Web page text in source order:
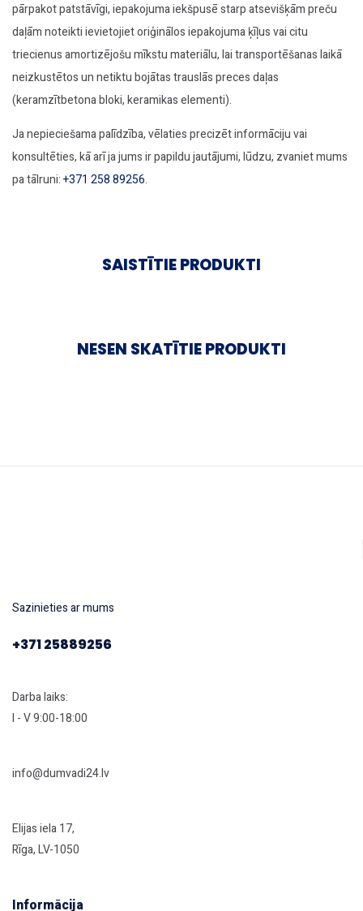
pārpakot patstāvīgi, iepakojuma iekšpusē starp atsevišķām preču
daļām noteikti ievietojiet oriģinālos iepakojuma ķīļus vai citu
triecienus amortizējošu mīkstu materiālu, lai transportēšanas laikā
neizkustētos un netiktu bojātas trauslās preces daļas
(keramzītbetona bloki, keramikas elementi).
Ja nepieciešama palīdzība, vēlaties precizēt informāciju vai
konsultēties, kā arī ja jums ir papildu jautājumi, lūdzu, zvaniet mums
pa tālruni:+371 258 89256.
SAISTĪTIE PRODUKTI
NESEN SKATĪTIE PRODUKTI
Sazinieties ar mums
+371 25889256
Darba laiks:
I - V 9:00-18:00
info@dumvadi24.lv
Elijas iela 17,
Rīga, LV-1050
Informācija